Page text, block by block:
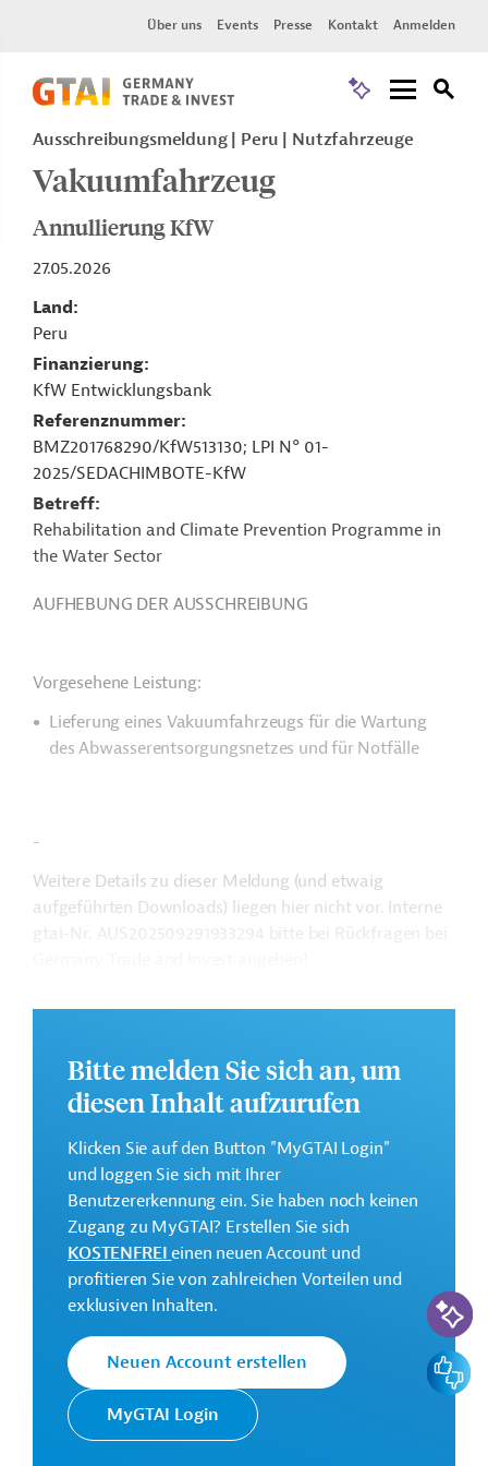
Über uns Events Presse Kontakt Anmelden
Ausschreibungsmeldung Peru Nutzfahrzeuge
Vakuumfahrzeug
Annullierung KfW
27.05.2026
Land
Peru
Finanzierung
KfW Entwicklungsbank
Referenznummer
BMZ201768290/KfW513130; LPI N° 01-
2025/SEDACHIMBOTE-KfW
Betreff
Rehabilitation and Climate Prevention Programme in
the Water Sector
AUFHEBUNG DER AUSSCHREIBUNG
Vorgesehene Leistung:
Lieferung eines Vakuumfahrzeugs für die Wartung
des Abwasserentsorgungsnetzes und für Notfälle
-
Weitere Details zu dieser Meldung (und etwaig
aufgeführten Downloads) liegen hier nicht vor. Interne
Downloads
AUS202509291933294 (1)
(PDF; 253,0 KB)
(PDF; 316,6 KB)
AUS202509291933294 (3)
(PDF; 27,3 MB)
AUS202509291933294 (4)
(PDF; 468,4 KB)
AUS202509291933294 (5)
(PDF; 4,7 MB)
AUS202509291933294 (6)
Bitte melden Sie sich an, um
diesen Inhalt aufzurufen
Klicken Sie auf den Button "MyGTAI Login"
und loggen Sie sich mit Ihrer
Benutzererkennung ein. Sie haben noch keinen
Zugang zu MyGTAI? Erstellen Sie sich
KOSTENFREIeinen neuen Account und
profitieren Sie von zahlreichen Vorteilen und
exklusiven Inhalten.
Neuen Account erstellen
MyGTAI Login
KI-